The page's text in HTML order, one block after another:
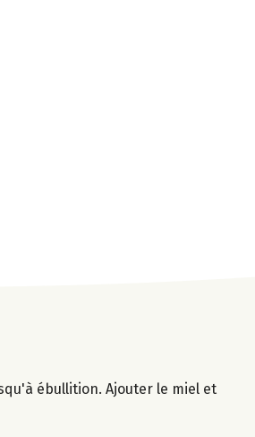
ébullition. Ajouter le miel et